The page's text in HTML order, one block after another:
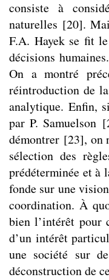
consiste à
naturelles [20].
F.A. Hayek se fit
décisions
On a montré
réintroduction de
analytique. Enfin,
par P. Samuelson[
démontrer [23], on
sélection des
prédéterminée et à
fonde sur une
coordination. À
bien l’intérêt pour
d’un intérêt
une société sur
déconstruction de